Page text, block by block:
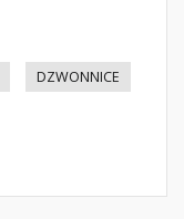
DZWONNICE